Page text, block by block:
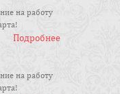
на работу
Подробнее
на работу